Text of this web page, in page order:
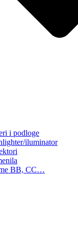
i podloge
iluminator
BB, CC…